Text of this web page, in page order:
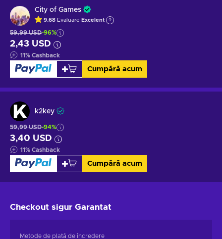
City of Games
9.68 Evaluare Excelent
59,99 USD-96%
2,43 USD
11% Cashback
Cumpără acum
k2key
59,99 USD-94%
3,40 USD
11% Cashback
Cumpără acum
Checkout sigur Garantat
Metode de plată de încredere